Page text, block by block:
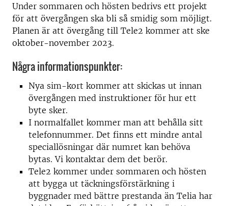
Under sommaren och hösten bedrivs ett projekt
för att övergången ska bli så smidig som möjligt.
Planen är att övergång till Tele2 kommer att ske
oktober-november 2023.
Några informationspunkter:
Nya sim-kort kommer att skickas ut innan
övergången med instruktioner för hur ett
byte sker.
I normalfallet kommer man att behålla sitt
telefonnummer. Det finns ett mindre antal
speciallösningar där numret kan behöva
bytas. Vi kontaktar dem det berör.
Tele2 kommer under sommaren och hösten
att bygga ut täckningsförstärkning i
byggnader med bättre prestanda än Telia har